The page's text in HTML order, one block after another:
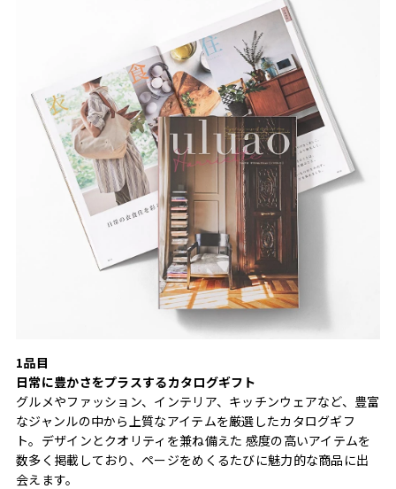
1品目
日常に豊かさをプラスするカタログギフト
グルメやファッション、インテリア、キッチンウェアなど、豊富
なジャンルの中から上質なアイテムを厳選したカタログギフ
ト。デザインとクオリティを兼ね備えた 感度の高いアイテムを
数多く掲載しており、ページをめくるたびに魅力的な商品に出
会えます。